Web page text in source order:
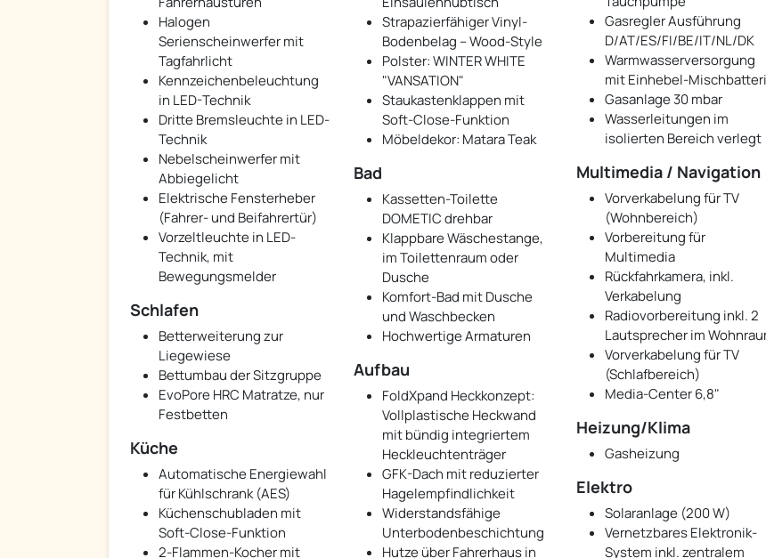
Halogen
Serienscheinwerfer mit
Tagfahrlicht
Kennzeichenbeleuchtung
in LED-Technik
Dritte Bremsleuchte in LED-
Technik
Nebelscheinwerfer mit
Abbiegelicht
Elektrische Fensterheber
(Fahrer- und Beifahrertür)
Vorzeltleuchte in LED-
Technik, mit
Bewegungsmelder
Gasregler Ausführung
D/AT/ES/FI/BE/IT/NL/DK
Warmwasserversorgung
mit Einhebel-
Gasanlage 30 mbar
Wasserleitungen im
isolierten Bereich verlegt
Strapazierfähiger Vinyl-
Bodenbelag – Wood-Style
Polster: WINTER WHITE
"VANSATION"
Staukastenklappen mit
Soft-Close-Funktion
Möbeldekor: Matara Teak
Multimedia / Navigation
Vorverkabelung für TV
(Wohnbereich)
Vorbereitung für
Multimedia
Rückfahrkamera, inkl.
Verkabelung
Radiovorbereitung inkl. 2
Lautsprecher im
Vorverkabelung für TV
(Schlafbereich)
Media-Center 6,8"
Bad
Kassetten-Toilette
DOMETIC drehbar
Klappbare Wäschestange,
im Toilettenraum oder
Dusche
Komfort-Bad mit Dusche
und Waschbecken
Hochwertige Armaturen
Schlafen
Betterweiterung zur
Liegewiese
Bettumbau der Sitzgruppe
EvoPore HRC Matratze, nur
Festbetten
Aufbau
FoldXpand Heckkonzept:
Vollplastische Heckwand
mit bündig integriertem
Heckleuchtenträger
GFK-Dach mit reduzierter
Hagelempfindlichkeit
Widerstandsfähige
Unterbodenbeschichtung
Hutze über Fahrerhaus in
Heizung/Klima
Gasheizung
Küche
Automatische Energiewahl
für Kühlschrank (AES)
Küchenschubladen mit
Soft-Close-Funktion
2-Flammen-Kocher mit
Elektro
Solaranlage (200 W)
Vernetzbares Elektronik-
System inkl. zentralem